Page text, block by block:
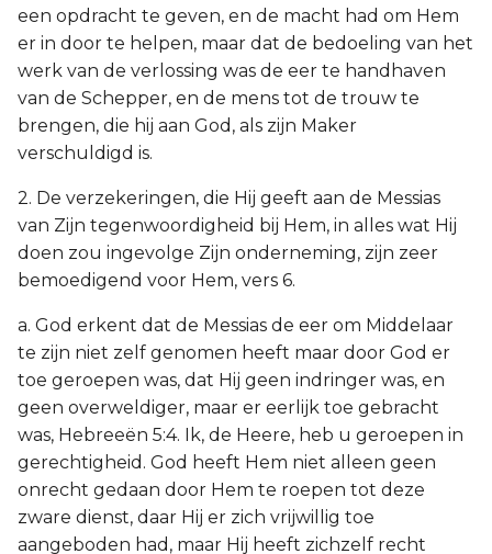
een opdracht te geven, en de macht had om Hem
er in door te helpen, maar dat de bedoeling van het
werk van de verlossing was de eer te handhaven
van de Schepper, en de mens tot de trouw te
brengen, die hij aan God, als zijn Maker
verschuldigd is.
2. De verzekeringen, die Hij geeft aan de Messias
van Zijn tegenwoordigheid bij Hem, in alles wat Hij
doen zou ingevolge Zijn onderneming, zijn zeer
bemoedigend voor Hem, vers 6.
a. God erkent dat de Messias de eer om Middelaar
te zijn niet zelf genomen heeft maar door God er
toe geroepen was, dat Hij geen indringer was, en
geen overweldiger, maar er eerlijk toe gebracht
was, Hebreeën 5:4. Ik, de Heere, heb u geroepen in
gerechtigheid. God heeft Hem niet alleen geen
onrecht gedaan door Hem te roepen tot deze
zware dienst, daar Hij er zich vrijwillig toe
aangeboden had, maar Hij heeft zichzelf recht